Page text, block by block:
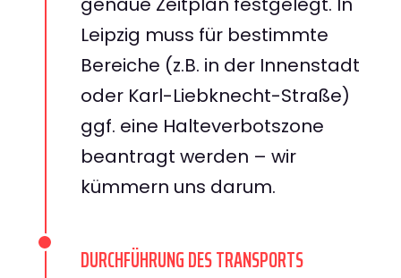
Leipzig muss für bestimmte
Bereiche (z.B. in der Innenstadt
oder Karl-Liebknecht-Straße)
ggf. eine Halteverbotszone
beantragt werden – wir
kümmern uns darum.
DURCHFÜHRUNG DES TRANSPORTS